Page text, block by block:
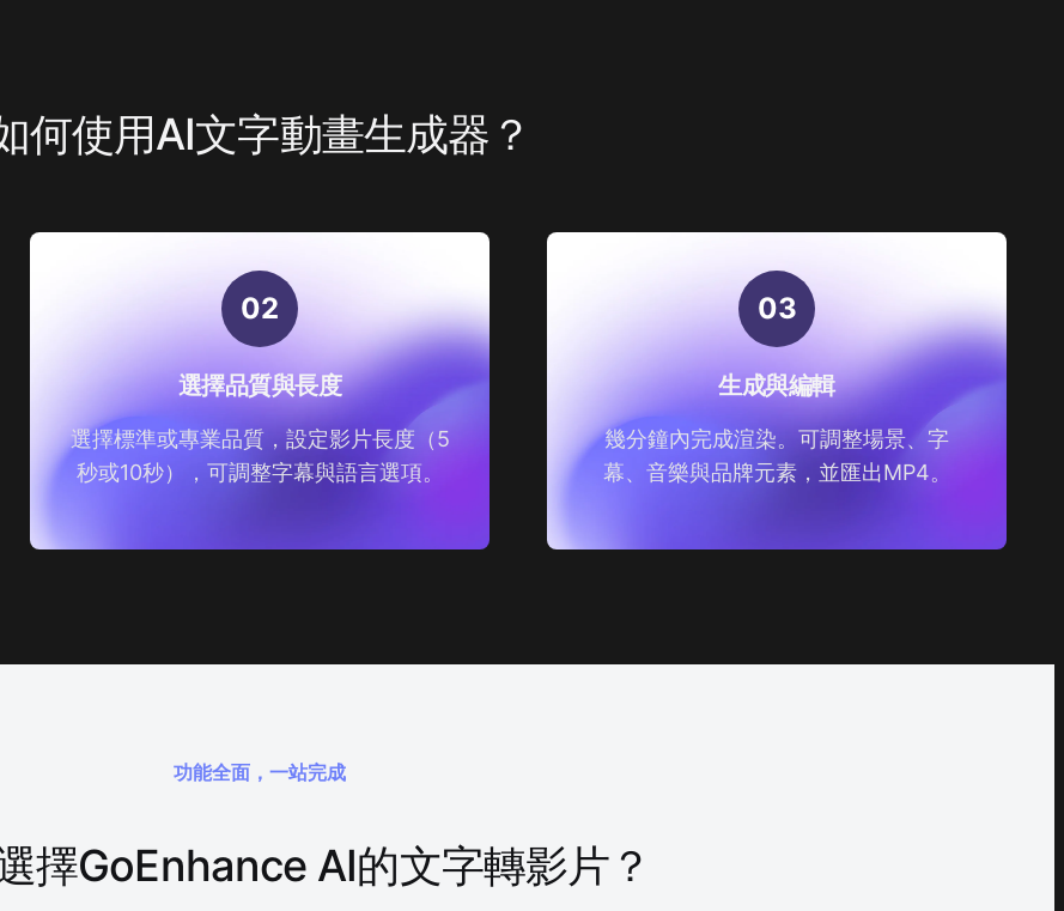
何使用AI文字動畫生成器？
02
選擇品質與長度
選擇標準或專業品質，設定影片長度（5
秒或10秒），可調整字幕與語言選項。
03
生成與編輯
幾分鐘內完成渲染。可調整場景、字
幕、音樂與品牌元素，並匯出MP4。
功能全面，一站完成
擇GoEnhance AI的文字轉影片？